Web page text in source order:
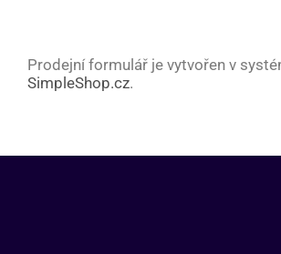
Prodejní formulář je vytvořen v
SimpleShop.cz.